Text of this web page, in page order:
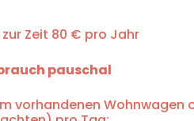
zur Zeit 80 € pro Jahr
pauschal
vorhandenen Wohnwagen